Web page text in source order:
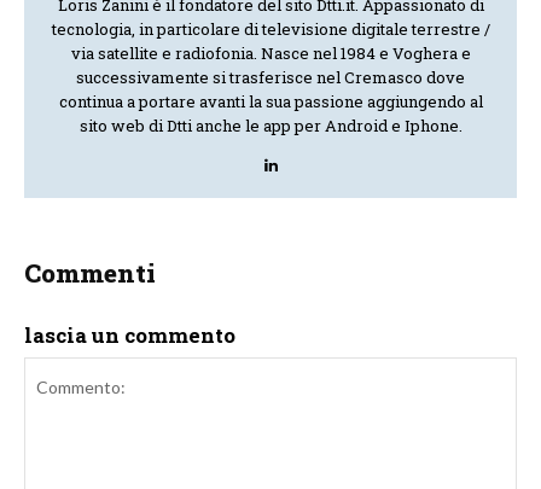
Loris Zanini è il fondatore del sito Dtti.it. Appassionato di
tecnologia, in particolare di televisione digitale terrestre /
via satellite e radiofonia. Nasce nel 1984 e Voghera e
successivamente si trasferisce nel Cremasco dove
continua a portare avanti la sua passione aggiungendo al
sito web di Dtti anche le app per Android e Iphone.
Commenti
lascia un commento